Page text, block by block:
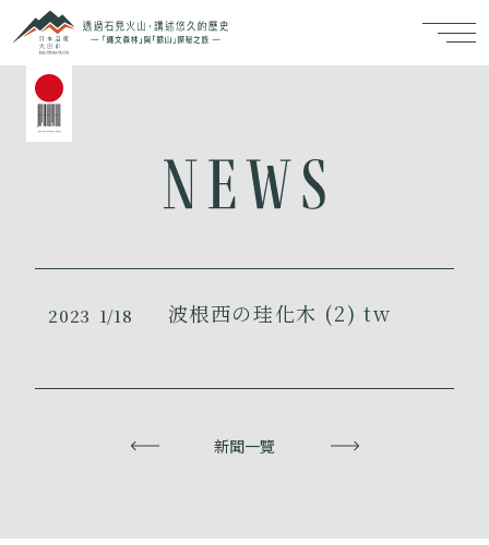
2023 1/18 波根西の珪化木 (2) tw
新聞一覽